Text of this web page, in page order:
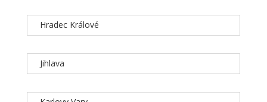
Hradec Králové
Jihlava